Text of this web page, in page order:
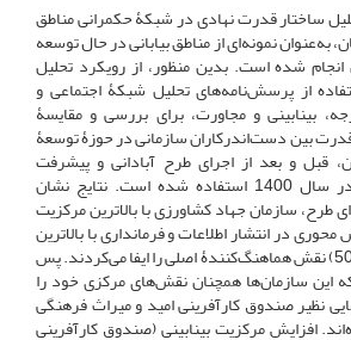
ساختار قدرت نهادی در شبکۀ حکمرانی مناطق
به‌عنوان نمونه‌ای از مناطق بیابانی در حال توسعه
شده است. بدین منظور، از رویکرد تحلیل
از پرسش‌نامه‌های تحلیل شبکۀ اجتماعی و
بینابینی و مجاورت، برای بررسی و مقایسۀ
قدرت بین دست‌اندرکاران سازمانی در حوزۀ توسعۀ
قبل و بعد از اجرای طرح آبادانی و پیشرفت
منظومه‌های روستایی در سال 1400 استفاده شده است. نتایج نشان
سازمان جهاد کشاورزی با بالاترین مرکزیت
(25) نقش محوری در انتشار اطلاعات و فرمانداری با بالاترین
مرکزیت درجۀ ورودی (50) نقش هماهنگ‌کنندۀ اصلی را ایفا می‌کردند. پس
این سازمان‌ها همچنان نقش‌های مرکزی خود را
نظیر صندوق کارآفرینی امید و میراث ‌فرهنگی
افزایش مرکزیت بینابینی (صندوق کارآفرینی